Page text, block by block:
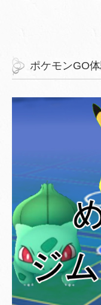
ポケモンGO